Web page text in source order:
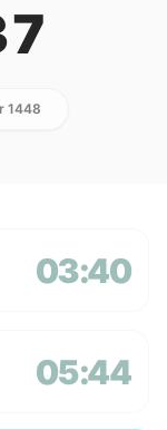
1448
03:40
05:44